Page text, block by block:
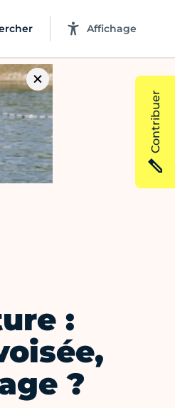
Affichage
:
?
Contribuer